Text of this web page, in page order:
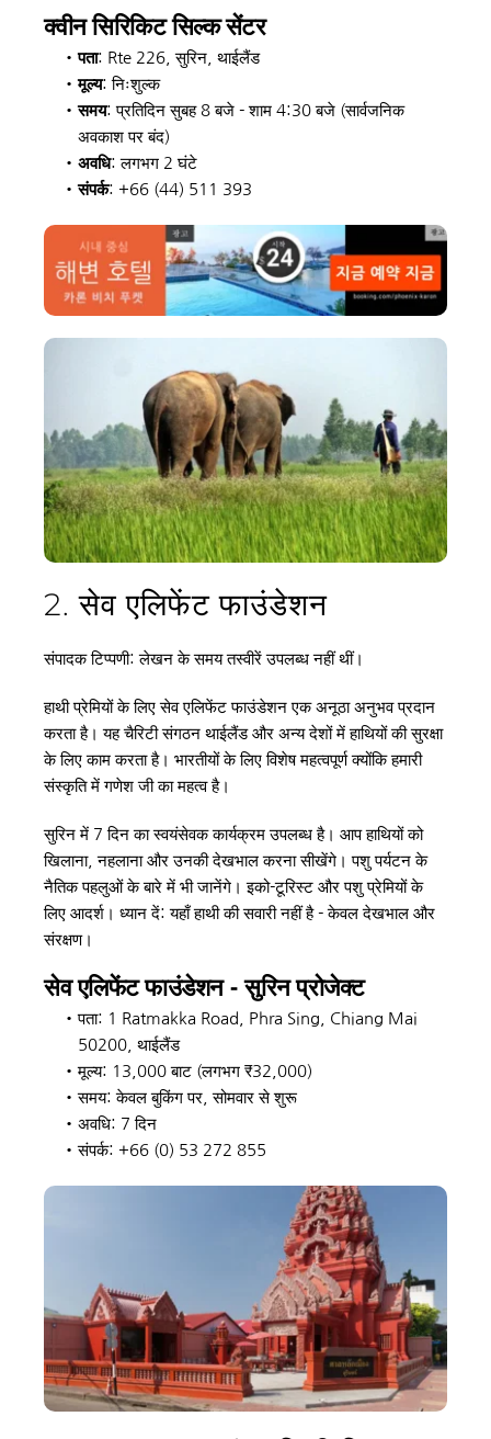
क्वीन सिरिकिट सिल्क सेंटर
पता: Rte 226, सुरिन, थाईलैंड
मूल्य: निःशुल्क
समय: प्रतिदिन सुबह 8 बजे - शाम 4:30 बजे (सार्वजनिक
अवकाश पर बंद)
अवधि: लगभग 2 घंटे
संपर्क: +66 (44) 511 393
2. सेव एलिफेंट फाउंडेशन
संपादक टिप्पणी: लेखन के समय तस्वीरें उपलब्ध नहीं थीं।
हाथी प्रेमियों के लिए सेव एलिफेंट फाउंडेशन एक अनूठा अनुभव प्रदान
करता है। यह चैरिटी संगठन थाईलैंड और अन्य देशों में हाथियों की सुरक्षा
के लिए काम करता है। भारतीयों के लिए विशेष महत्वपूर्ण क्योंकि हमारी
संस्कृति में गणेश जी का महत्व है।
सुरिन में 7 दिन का स्वयंसेवक कार्यक्रम उपलब्ध है। आप हाथियों को
खिलाना, नहलाना और उनकी देखभाल करना सीखेंगे। पशु पर्यटन के
नैतिक पहलुओं के बारे में भी जानेंगे। इको-टूरिस्ट और पशु प्रेमियों के
लिए आदर्श। ध्यान दें: यहाँ हाथी की सवारी नहीं है - केवल देखभाल और
संरक्षण।
सेव एलिफेंट फाउंडेशन - सुरिन प्रोजेक्ट
पता: 1 Ratmakka Road, Phra Sing, Chiang Mai
50200, थाईलैंड
मूल्य: 13,000 बाट (लगभग ₹32,000)
समय: केवल बुकिंग पर, सोमवार से शुरू
अवधि: 7 दिन
संपर्क: +66 (0) 53 272 855